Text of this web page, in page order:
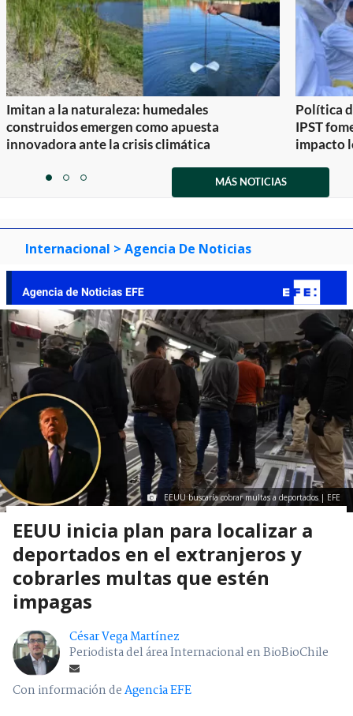
Imitan a la naturaleza: humedales
construidos emergen como apuesta
innovadora ante la crisis climática
Política
IPST
impacto
itemitemitem
MÁS NOTICIAS
Internacional > Agencia De Noticias
EEUU buscaría cobrar multas a deportados | EFE
EEUU inicia plan para localizar a
deportados en el extranjeros y
cobrarles multas que estén
impagas
César Vega Martínez
Periodista del área Internacional en BioBioChile
Con información deAgencia EFE